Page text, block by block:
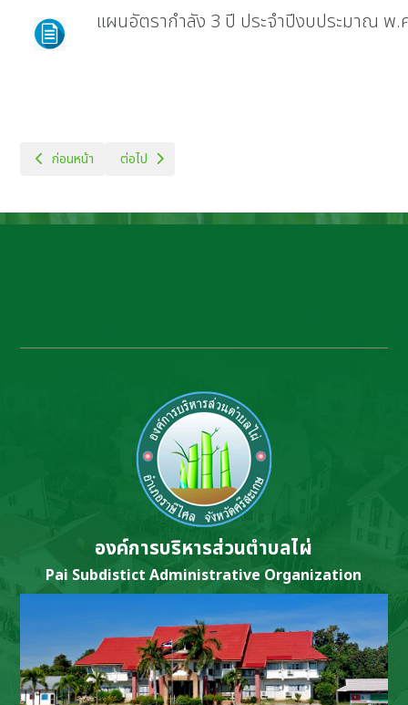
แผนอัตรากำลัง 3 ปี ประจำปีงบประมาณ
เนื้อหาก่อนหน้า: อำนาจหน้าที่ (2)
ก่อนหน้า เนื้อหาถัดไป: แผนพัฒนาท้องถิ่น
ต่อไป
องค์การบริหารส่วนตำบลไผ่
Pai Subdistict Administrative Organization